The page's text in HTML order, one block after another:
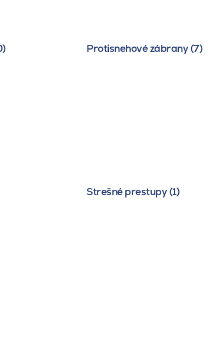
Protisnehové zábrany (7)
Strešné prestupy (1)